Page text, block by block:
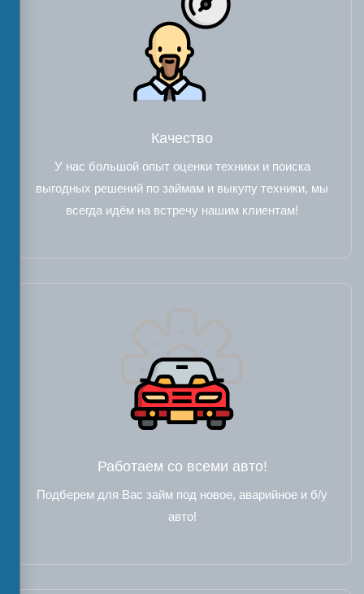
Качество
У нас большой опыт оценки техники и поиска
выгодных решений по займам и выкупу техники, мы
всегда идём на встречу нашим клиентам!
Работаем со всеми авто!
Подберем для Вас займ под новое, аварийное и б/у
авто!